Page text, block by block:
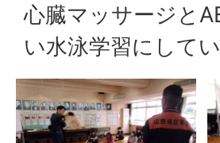
心臓マッサージと
い水泳学習にしてい